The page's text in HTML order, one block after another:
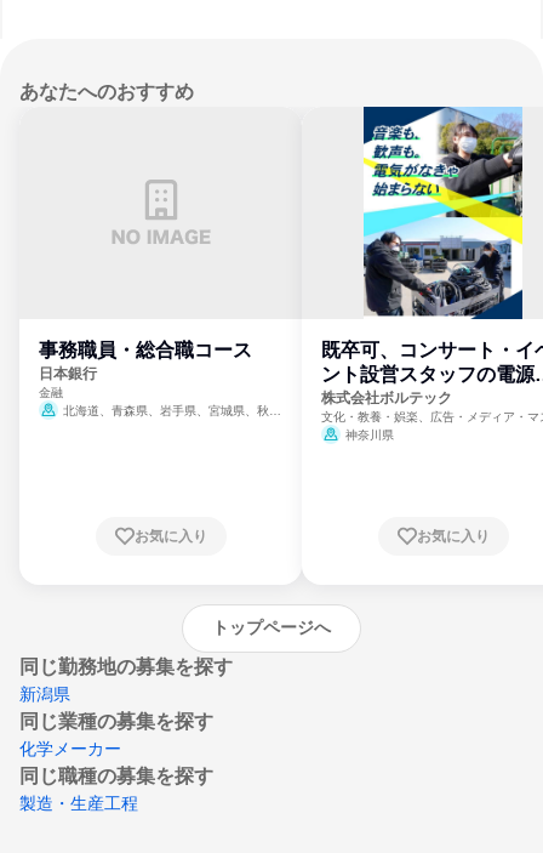
あなたへのおすすめ
事務職員・総合職コース
日本銀行
金融
北海道、青森県、岩手県、宮城県、秋田
崎県、熊本県、大分県、宮崎県、鹿児島県、
お気に入り
既卒可、コンサート・イ
ント設営スタッフの電源
門
株式会社ボルテック
文化・教養・娯楽、広告・メディア・マ
ミ、電力・ガス・水道・エネルギー
神奈川県
お気に入り
トップページへ
同じ勤務地の募集を探す
新潟県
同じ業種の募集を探す
化学メーカー
同じ職種の募集を探す
製造・生産工程